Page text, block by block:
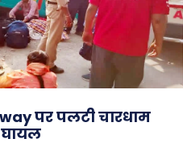
पर पलटी चारधाम
घायल